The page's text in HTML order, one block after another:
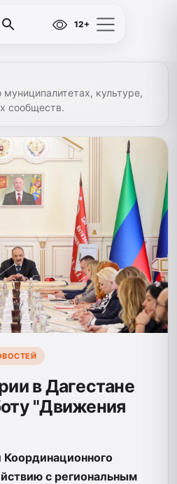
12+
муниципалитетах, культуре,
сообществ.
в Дагестане
"Движения
Координационного
с региональным